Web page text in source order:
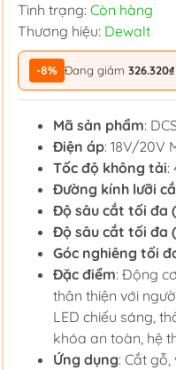
Tình trạng: Còn hàng
Thương hiệu: Dewalt
-8% Đang giảm 326.320₫
Mã sản phẩm:
Điện áp: 18V/20V
Tốc độ không tải:
Đường kính lưỡi
Độ sâu cắt tối đa
Độ sâu cắt tối đa
Góc nghiêng tối
Đặc điểm: Động
thân thiện với
LED chiếu sáng,
khóa an toàn, hệ
Ứng dụng: Cắt